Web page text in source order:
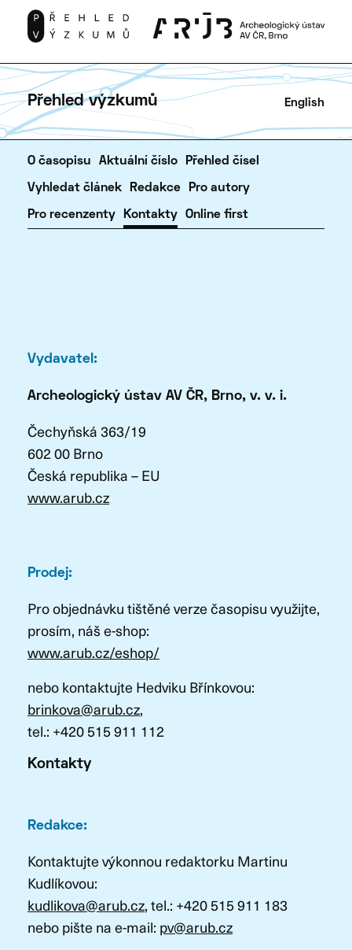
English
Přehled výzkumů
O časopisu Aktuální číslo Přehled čísel
Vyhledat článek Redakce Pro autory
Pro recenzenty Kontakty Online first
Kontakty
Redakce:
Kontaktujte výkonnou redaktorku Martinu
Kudlíkovou:
kudlikova@arub.cz, tel.: +420 515 911 183
nebo pište na e-mail: pv@arub.cz
Vydavatel:
Archeologický ústav AV ČR, Brno, v. v. i.
Čechyňská 363/19
602 00 Brno
Česká republika – EU
www.arub.cz
Prodej:
Pro objednávku tištěné verze časopisu využijte,
prosím, náš e-shop:
www.arub.cz/eshop/
nebo kontaktujte Hedviku Břínkovou:
brinkova@arub.cz,
tel.: +420 515 911 112